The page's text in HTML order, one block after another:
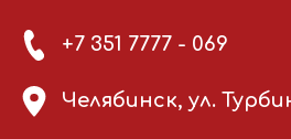
+7 351 7777 - 069
Челябинск, ул.